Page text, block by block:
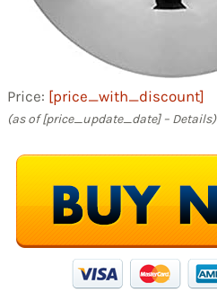
Price: [price_with_discount]
(as of [price_update_date] – Details)